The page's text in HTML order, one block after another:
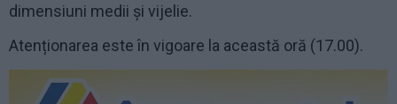
dimensiuni medii și vijelie.
Atenționarea este în vigoare la această oră (17.00).